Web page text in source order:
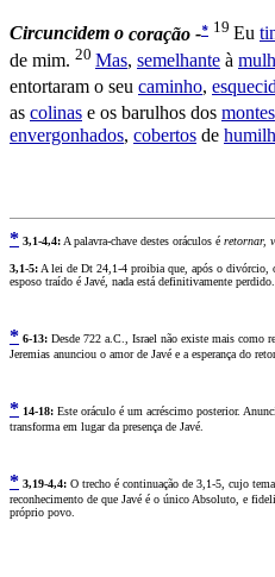
Circuncidem o coração -* 19 Eu
de mim. 20 Mas, semelhante à
entortaram o seu caminho,
as colinas e os barulhos dos montes
envergonhados, cobertos de
* 3,1-4,4: A palavra-chave destes oráculos é retornar,
3,1-5: A lei de Dt 24,1-4 proibia que, após o divórcio,
esposo traído é Javé, nada está definitivamente perdido.
* 6-13: Desde 722 a.C., Israel não existe mais como
Jeremias anunciou o amor de Javé e a esperança do
* 14-18: Este oráculo é um acréscimo posterior.
transforma em lugar da presença de Javé.
* 3,19-4,4: O trecho é continuação de 3,1-5, cujo
reconhecimento de que Javé é o único Absoluto, e
próprio povo.